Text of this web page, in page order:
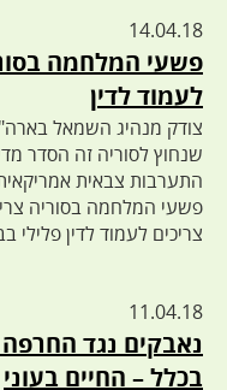
14.04.18
פשעי המלחמה
לעמוד לדין
צודק מנהיג השמאל
שנחוץ לסוריה זה הסדר
התערבות צבאית
פשעי המלחמה בסוריה
צריכים לעמוד לדין פלילי
11.04.18
נאבקים נגד
בכלל – החיים בעוני